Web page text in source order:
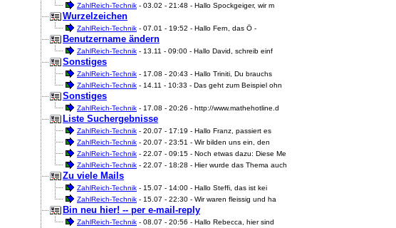
ZahlReich-Technik - 03.02 - 21:48 - Hallo Spockgeiger, wir m
Wurzelzeichen
ZahlReich-Technik - 07.01 - 19:52 - Hallo Fern, das Ö -
Benutzername ändern
ZahlReich-Technik - 13.11 - 09:00 - Hallo David, schreib einf
Sonstiges
ZahlReich-Technik - 17.08 - 20:43 - Hallo Triniti, Du brauchs
ZahlReich-Technik - 14.11 - 10:33 - Das geht zum Beispiel ohn
Sonstiges
ZahlReich-Technik - 17.08 - 20:26 - http://www.mathehotline.d
Liste Suchergebnisse
ZahlReich-Technik - 20.07 - 17:19 - Hallo Franz, passiert es
ZahlReich-Technik - 20.07 - 23:51 - Wir bilden uns ein, den
ZahlReich-Technik - 22.07 - 09:15 - Noch etwas dazu: Diese Me
ZahlReich-Technik - 22.07 - 18:28 - Hier wurde das Thema auch
Zu viele Mails
ZahlReich-Technik - 15.07 - 14:00 - Hallo Steffi, das ist kei
ZahlReich-Technik - 15.07 - 22:30 - Wir waren fleissig und ha
Bin neu hier! -- per e-mail-reply
ZahlReich-Technik - 08.07 - 20:56 - Hallo Rebecca, hier sind